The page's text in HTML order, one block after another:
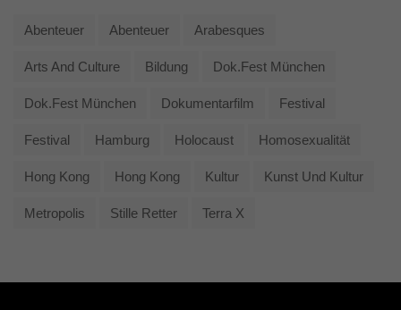
Abenteuer Abenteuer Arabesques
Arts And Culture Bildung Dok.fest München
Dok.fest München Dokumentarfilm Festival
Festival Hamburg Holocaust Homosexualität
Hong Kong Hong Kong Kultur Kunst Und Kultur
Metropolis Stille Retter Terra X